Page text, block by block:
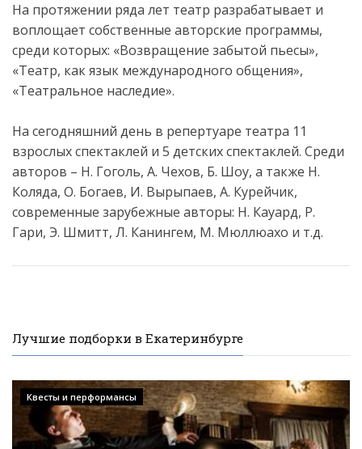
На протяжении ряда лет театр разрабатывает и
воплощает собственные авторские программы,
среди которых: «Возвращение забытой пьесы»,
«Театр, как язык международного общения»,
«Театральное наследие».
На сегодняшний день в репертуаре театра 11
взрослых спектаклей и 5 детских спектаклей. Среди
авторов – Н. Гоголь, А. Чехов, Б. Шоу, а также Н.
Коляда, О. Богаев, И. Вырыпаев, А. Курейчик,
современные зарубежные авторы: Н. Кауард, Р.
Гари, Э. Шмитт, Л. Канингем, М. Мюллюахо и т.д.
Лучшие подборки в Екатеринбурге
Квесты и перформансы